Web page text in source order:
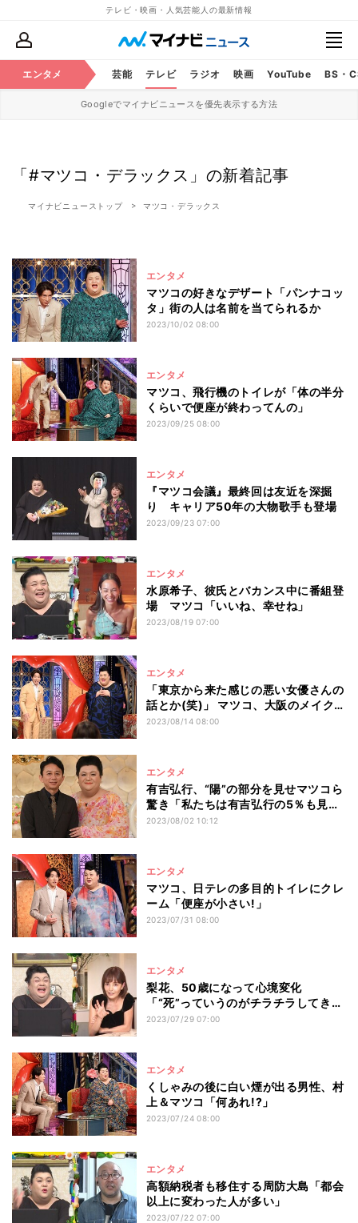
テレビ・映画・人気芸能人の最新情報
エンタメ 芸能 テレビ ラジオ 映画 YouTube BS・
Googleでマイナビニュースを優先表示する方法
「#マツコ・デラックス」の新着記事
マイナビニューストップ マツコ・デラックス
エンタメ
マツコの好きなデザート「パンナコッ
タ」街の人は名前を当てられるか
2023/10/02 08:00
エンタメ
マツコ、飛行機のトイレが「体の半分
くらいで便座が終わってんの」
2023/09/25 08:00
エンタメ
『マツコ会議』最終回は友近を深掘
り キャリア50年の大物歌手も登場
2023/09/23 07:00
エンタメ
水原希子、彼氏とバカンス中に番組登
場 マツコ「いいね、幸せね」
2023/08/19 07:00
エンタメ
「東京から来た感じの悪い女優さんの
話とか(笑)」 マツコ、大阪のメイクさ
んが大好き
2023/08/14 08:00
エンタメ
有吉弘行、“陽”の部分を見せマツコら
驚き「私たちは有吉弘行の5％も見て
ない」
2023/08/02 10:12
エンタメ
マツコ、日テレの多目的トイレにクレ
ーム「便座が小さい!」
2023/07/31 08:00
エンタメ
梨花、50歳になって心境変化
「“死”っていうのがチラチラしてき
た」
2023/07/29 07:00
エンタメ
くしゃみの後に白い煙が出る男性、村
上＆マツコ「何あれ!?」
2023/07/24 08:00
エンタメ
高額納税者も移住する周防大島「都会
以上に変わった人が多い」
2023/07/22 07:00